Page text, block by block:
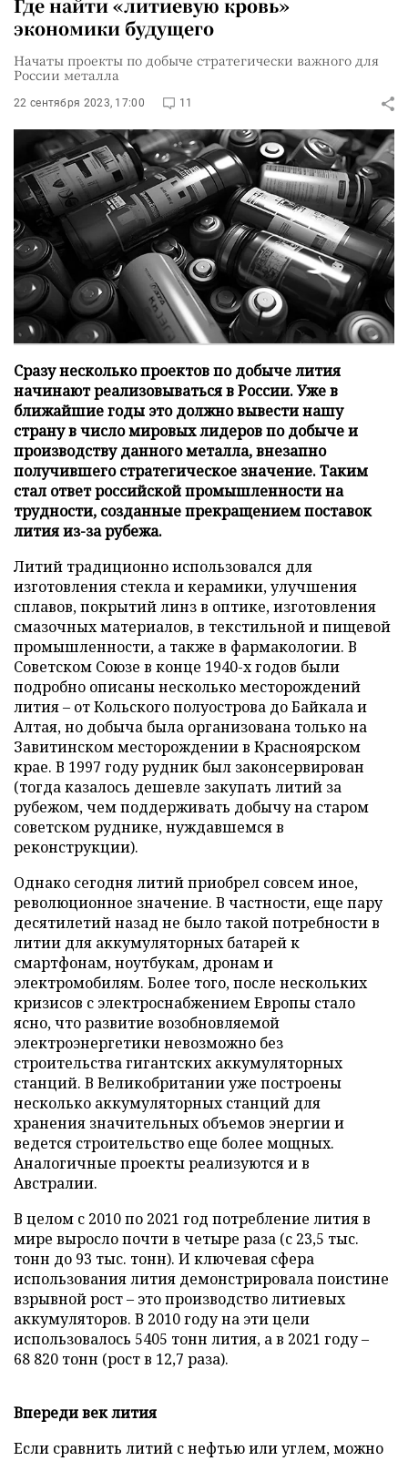
Где найти «литиевую кровь»
экономики будущего
Начаты проекты по добыче стратегически важного для
России металла
22 сентября 2023, 17:00 11
Сразу несколько проектов по добыче лития
начинают реализовываться в России. Уже в
ближайшие годы это должно вывести нашу
страну в число мировых лидеров по добыче и
производству данного металла, внезапно
получившего стратегическое значение. Таким
стал ответ российской промышленности на
трудности, созданные прекращением поставок
лития из-за рубежа.
Литий традиционно использовался для
изготовления стекла и керамики, улучшения
сплавов, покрытий линз в оптике, изготовления
смазочных материалов, в текстильной и пищевой
промышленности, а также в фармакологии. В
Советском Союзе в конце 1940-х годов были
подробно описаны несколько месторождений
лития – от Кольского полуострова до Байкала и
Алтая, но добыча была организована только на
Завитинском месторождении в Красноярском
крае. В 1997 году рудник был законсервирован
(тогда казалось дешевле закупать литий за
рубежом, чем поддерживать добычу на старом
советском руднике, нуждавшемся в
реконструкции).
Однако сегодня литий приобрел совсем иное,
революционное значение. В частности, еще пару
десятилетий назад не было такой потребности в
литии для аккумуляторных батарей к
смартфонам, ноутбукам, дронам и
электромобилям. Более того, после нескольких
кризисов с электроснабжением Европы стало
ясно, что развитие возобновляемой
электроэнергетики невозможно без
строительства гигантских аккумуляторных
станций. В Великобритании уже построены
несколько аккумуляторных станций для
хранения значительных объемов энергии и
ведется строительство еще более мощных.
Аналогичные проекты реализуются и в
Австралии.
В целом с 2010 по 2021 год потребление лития в
мире выросло почти в четыре раза (с 23,5 тыс.
тонн до 93 тыс. тонн). И ключевая сфера
использования лития демонстрировала поистине
взрывной рост – это производство литиевых
аккумуляторов. В 2010 году на эти цели
использовалось 5405 тонн лития, а в 2021 году –
68 820 тонн (рост в 12,7 раза).
Впереди век лития
Если сравнить литий с нефтью или углем, можно